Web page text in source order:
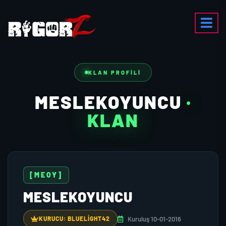
KLAN PROFILI
MESLEKOYUNCU ·
KLAN
[MEOY]
MESLEKOYUNCU
KURUCU: BLUELIGHT42 Kuruluş 10-01-2016